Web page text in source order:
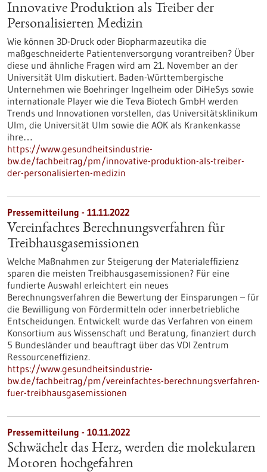
Innovative Produktion als Treiber der
Personalisierten Medizin
Wie können 3D-Druck oder Biopharmazeutika die
maßgeschneiderte Patientenversorgung vorantreiben? Über
diese und ähnliche Fragen wird am 21. November an der
Universität Ulm diskutiert. Baden-Württembergische
Unternehmen wie Boehringer Ingelheim oder DiHeSys sowie
internationale Player wie die Teva Biotech GmbH werden
Trends und Innovationen vorstellen, das Universitätsklinikum
Ulm, die Universität Ulm sowie die AOK als Krankenkasse
ihre…
https://www.gesundheitsindustrie-
bw.de/fachbeitrag/pm/innovative-produktion-als-treiber-
der-personalisierten-medizin
Pressemitteilung - 11.11.2022
Vereinfachtes Berechnungsverfahren für
Treibhausgasemissionen
Welche Maßnahmen zur Steigerung der Materialeffizienz
sparen die meisten Treibhausgasemissionen? Für eine
fundierte Auswahl erleichtert ein neues
Berechnungsverfahren die Bewertung der Einsparungen – für
die Bewilligung von Fördermitteln oder innerbetriebliche
Entscheidungen. Entwickelt wurde das Verfahren von einem
Konsortium aus Wissenschaft und Beratung, finanziert durch
5 Bundesländer und beauftragt über das VDI Zentrum
Ressourceneffizienz.
https://www.gesundheitsindustrie-
bw.de/fachbeitrag/pm/vereinfachtes-berechnungsverfahren-
fuer-treibhausgasemissionen
Pressemitteilung - 10.11.2022
Schwächelt das Herz, werden die molekularen
Motoren hochgefahren